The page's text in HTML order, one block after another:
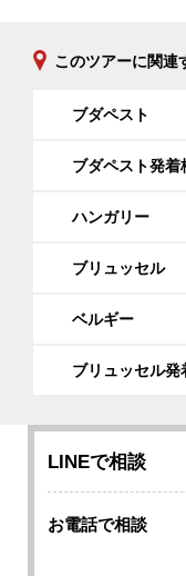
(日本
れる
ウン
にて
パス
券/
い。
いた
い。
このツアーに関連
ブダペスト
ブダペスト発着
ハンガリー
ブリュッセル
ベルギー
ブリュッセル発
LINEで相談
お電話で相談